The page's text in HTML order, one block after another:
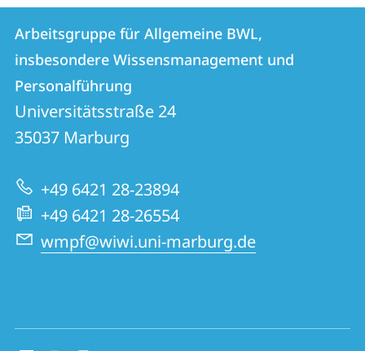
Kontakt
und
Informationen
zur
Website
Kontaktinformationen
Arbeitsgruppe
für
Allgemeine
BWL,
insbesondere
Wissensmanagement
und
Personalführung
Arbeitsgruppe für Allgemeine BWL,
insbesondere Wissensmanagement und
Personalführung
Universitätsstraße 24
35037 Marburg
+49 6421 28-23894
+49 6421 28-26554
wmpf@wiwi.uni-marburg.de